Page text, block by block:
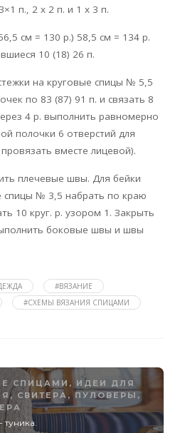
п., 2 х 2 п. и 1 х 3 п.
см = 130 р.) 58,5 см = 134 р.
10 (18) 26 п.
на круговые спицы № 5,5
по 83 (87) 91 п. и связать 8
4 р. выполнить равномерно
полочки 6 отверстий для
вместе лицевой).
плечевые швы. Для бейки
спицы № 3,5 набрать по краю
10 круг. р. узором 1. Закрыть
боковые швы и швы
#ВЯЗАНИЕ
#СХЕМЫ ВЯЗАНИЯ СПИЦАМИ
СПИЦАМИ , ИДЕИ ДЛЯ
,СВИТЕРА, ПУЛОВЕРЫ,
туника.